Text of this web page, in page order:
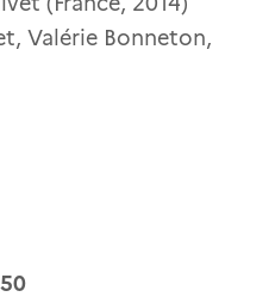
Valérie Bonneton,